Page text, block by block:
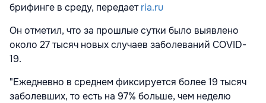
брифинге в среду, передаетria.ru
Он отметил, что за прошлые сутки было выявлено
около 27 тысяч новых случаев заболеваний COVID-
19.
"Ежедневно в среднем фиксируется более 19 тысяч
заболевших, то есть на 97% больше, чем неделю